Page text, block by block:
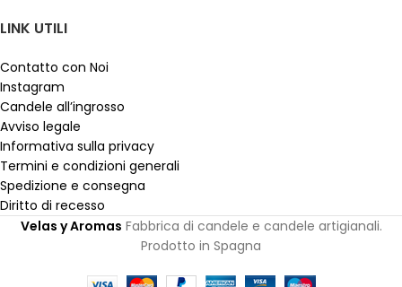
LINK UTILI
Contatto con Noi
Instagram
Candele all’ingrosso
Avviso legale
Informativa sulla privacy
Termini e condizioni generali
Spedizione e consegna
Diritto di recesso
Velas y Aromas Fabbrica di candele e candele artigianali.
Prodotto in Spagna